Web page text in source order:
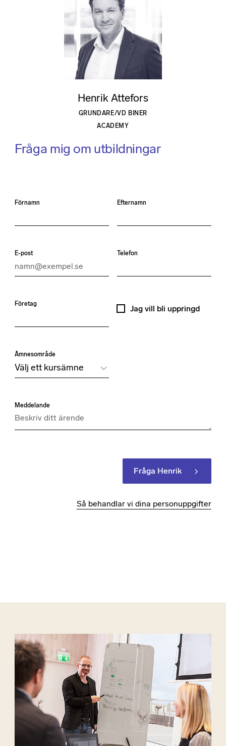
Henrik Attefors
GRUNDARE/VD BINER
ACADEMY
Fråga mig om utbildningar
Förnamn Efternamn
E-post Telefon
Företag
Jag vill bli uppringd
Ämnesområde
Meddelande
Fråga Henrik
Så behandlar vi dina personuppgifter